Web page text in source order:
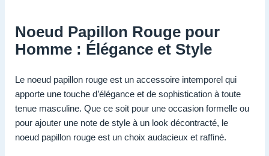
Noeud Papillon Rouge pour
Homme : Élégance et Style
Le noeud papillon rouge est un accessoire intemporel qui
apporte une touche d’élégance et de sophistication à toute
tenue masculine. Que ce soit pour une occasion formelle ou
pour ajouter une note de style à un look décontracté, le
noeud papillon rouge est un choix audacieux et raffiné.